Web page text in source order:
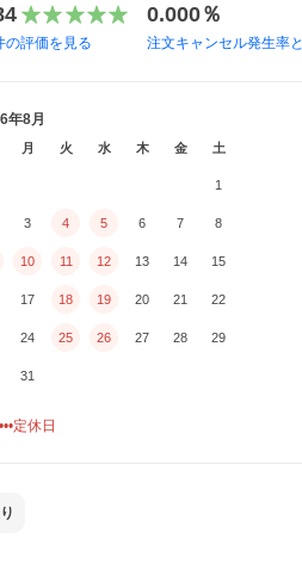
の評価を見る
0.000％
注文キャンセル発生率
年8月
月 火 水 木 金 土
1
3 4 5 6 7 8
10 11 12 13 14 15
17 18 19 20 21 22
24 25 26 27 28 29
31
•••定休日